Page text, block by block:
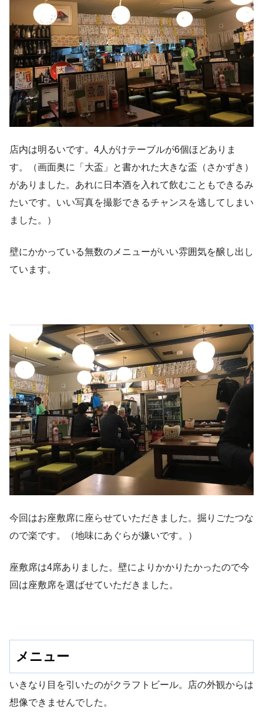
店内は明るいです。4人がけテーブルが6個ほどありま
す。（画面奥に「大盃」と書かれた大きな盃（さかずき）
がありました。あれに日本酒を入れて飲むこともできるみ
たいです。いい写真を撮影できるチャンスを逃してしまい
ました。）
壁にかかっている無数のメニューがいい雰囲気を醸し出し
ています。
今回はお座敷席に座らせていただきました。掘りごたつな
ので楽です。（地味にあぐらが嫌いです。）
座敷席は4席ありました。壁によりかかりたかったので今
回は座敷席を選ばせていただきました。
メニュー
いきなり目を引いたのがクラフトビール。店の外観からは
想像できませんでした。